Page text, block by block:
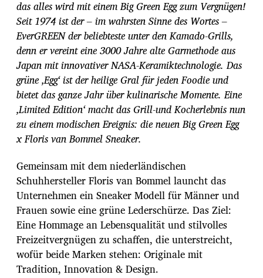
g
s
d
a
t
u
m
das alles wird mit einem Big Green Egg zum Vergnügen!
Seit 1974 ist der – im wahrsten Sinne des Wortes –
EverGREEN der beliebteste unter den Kamado-Grills,
denn er vereint eine 3000 Jahre alte Garmethode aus
Japan mit innovativer NASA-Keramiktechnologie. Das
grüne ‚Egg‘ ist der heilige Gral für jeden Foodie und
bietet das ganze Jahr über kulinarische Momente. Eine
‚Limited Edition‘ macht das Grill-und Kocherlebnis nun
zu einem modischen Ereignis: die neuenBig Green Egg
x Floris van Bommel Sneaker.
Gemeinsam mit dem niederländischen
Schuhhersteller Floris van Bommel launcht das
Unternehmen ein Sneaker Modell für Männer und
Frauen sowie eine grüne Lederschürze. Das Ziel:
Eine Hommage an Lebensqualität und stilvolles
Freizeitvergnügen zu schaffen, die unterstreicht,
wofür beide Marken stehen: Originale mit
Tradition, Innovation & Design.